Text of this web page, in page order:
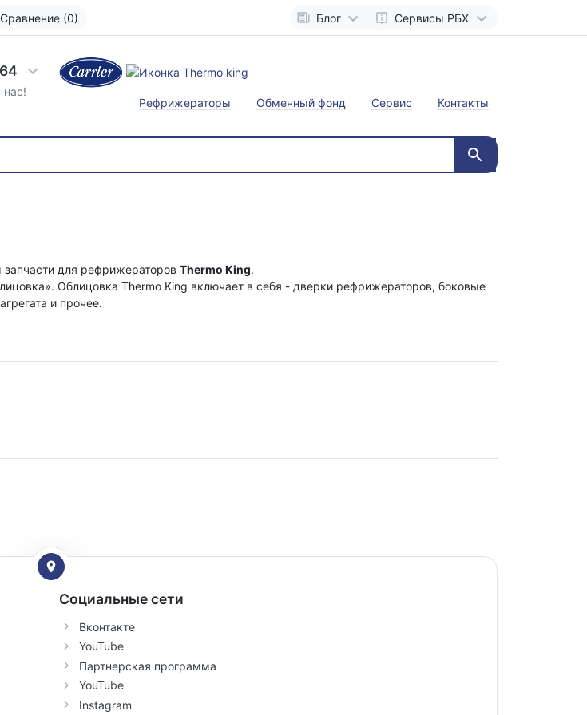
Сравнение (0) Блог Сервисы РБХ
нас!
Рефрижераторы Обменный фонд Сервис Контакты
запчасти для рефрижераторов Thermo King.
Облицовка Thermo King включает в себя - дверки рефрижераторов, боковые
и прочее.
Социальные сети
Вконтакте
YouTube
Партнерская программа
YouTube
Instagram